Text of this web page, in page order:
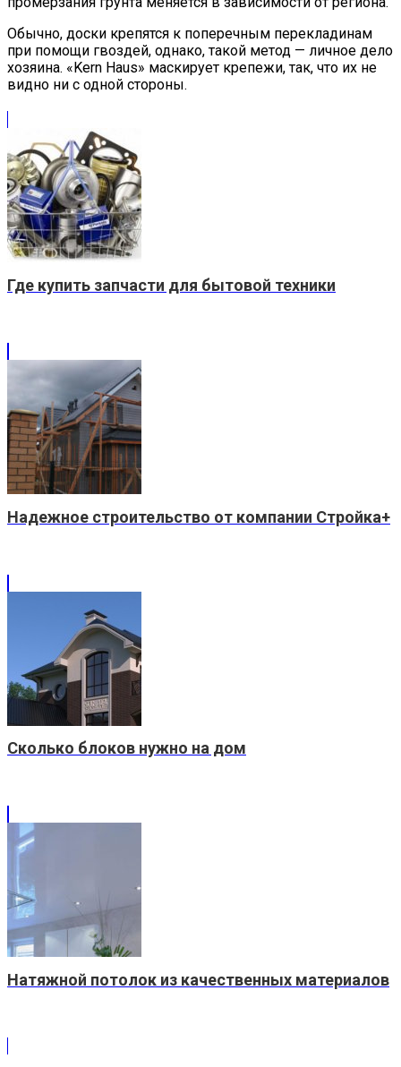
Обычно, доски крепятся к поперечным перекладинам
при помощи гвоздей, однако, такой метод — личное дело
хозяина. «Kern Haus» маскирует крепежи, так, что их не
видно ни с одной стороны.
Где купить запчасти для бытовой техники
Надежное строительство от компании Стройка+
Сколько блоков нужно на дом
Натяжной потолок из качественных материалов